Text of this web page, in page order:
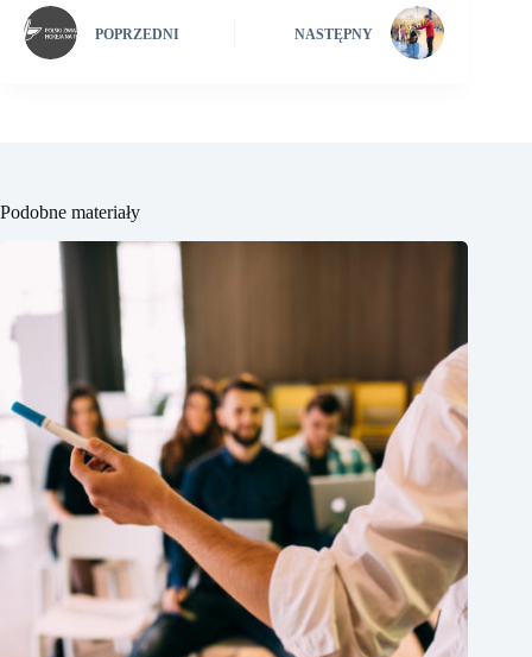
POPRZEDNI NASTĘPNY
Podobne materiały